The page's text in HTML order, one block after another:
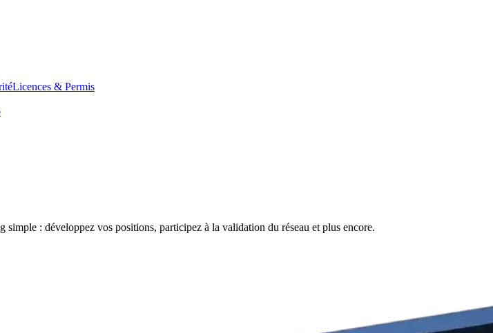
Licences & Permis
: développez vos positions, participez à la validation du réseau et plus encore.